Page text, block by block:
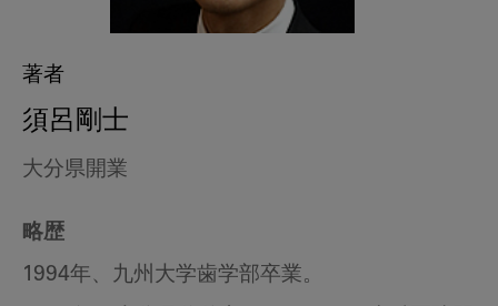
著者
須呂剛士
大分県開業
略歴
1994年、九州大学歯学部卒業。